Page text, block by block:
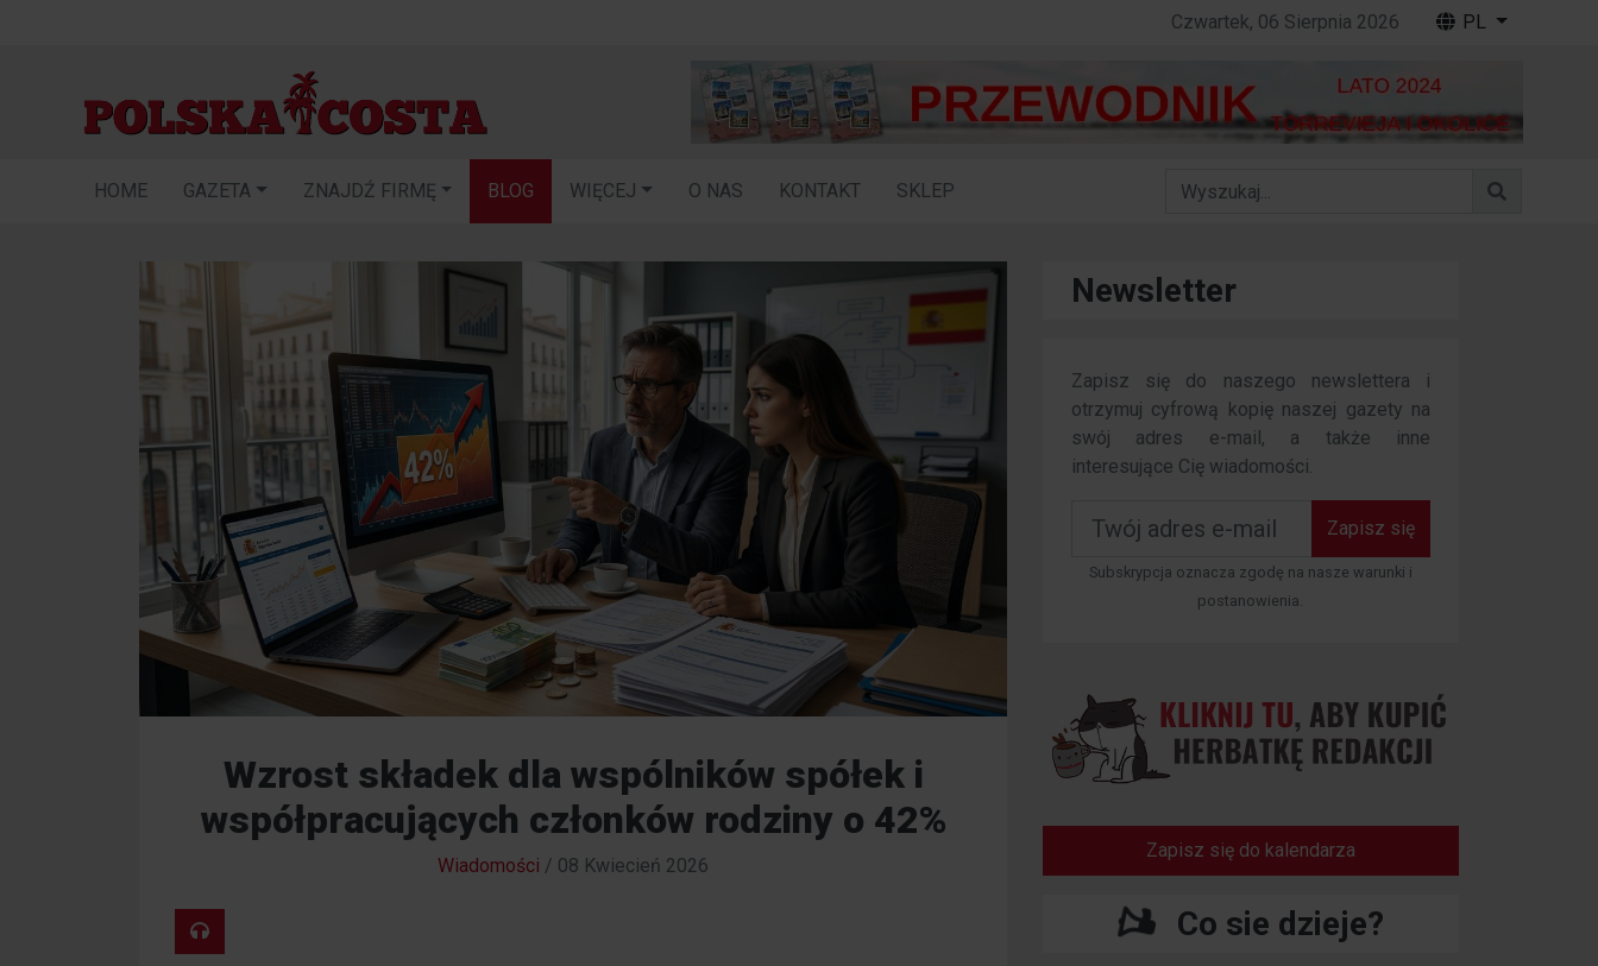
Czwartek, 06 Sierpnia 2026 PL
HOME GAZETA ZNAJDŹ FIRMĘ BLOG WIĘCEJ O NAS KONTAKT SKLEP
Wzrost składek dla wspólników spółek i
współpracujących członków rodziny o 42%
Wiadomości / 08 Kwiecień 2026
Newsletter
Zapisz się do naszego newslettera i
otrzymuj cyfrową kopię naszej gazety na
swój adres e-mail, a także inne
interesujące Cię wiadomości.
Zapisz się
Subskrypcja oznacza zgodę na nasze warunki i
postanowienia.
Zapisz się do kalendarza
Co sie dzieje?